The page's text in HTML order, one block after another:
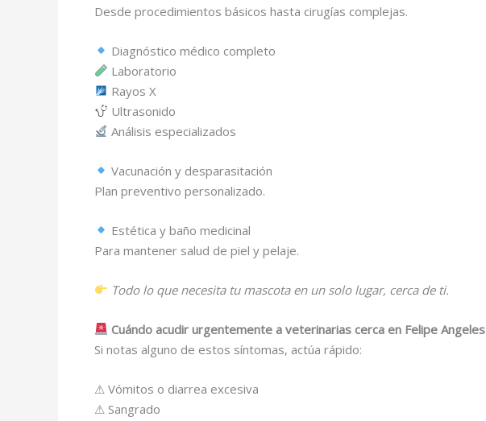
Desde procedimientos básicos hasta cirugías complejas.
Diagnóstico médico completo
Laboratorio
Rayos X
Ultrasonido
Análisis especializados
Vacunación y desparasitación
Plan preventivo personalizado.
Estética y baño medicinal
Para mantener salud de piel y pelaje.
Todo lo que necesita tu mascota en un solo lugar, cerca de ti.
Cuándo acudir urgentemente a veterinarias cerca en Felipe Angeles
Si notas alguno de estos síntomas, actúa rápido:
⚠ Vómitos o diarrea excesiva
⚠ Sangrado